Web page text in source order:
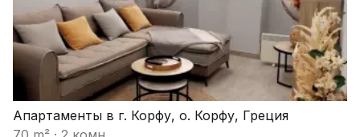
Апартаменты в г. Корфу, о. Корфу, Греция